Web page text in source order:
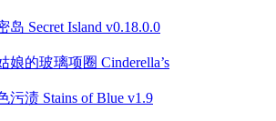
岛 Secret Island v0.18.0.0
娘的玻璃项圈 Cinderella’s
污渍 Stains of Blue v1.9